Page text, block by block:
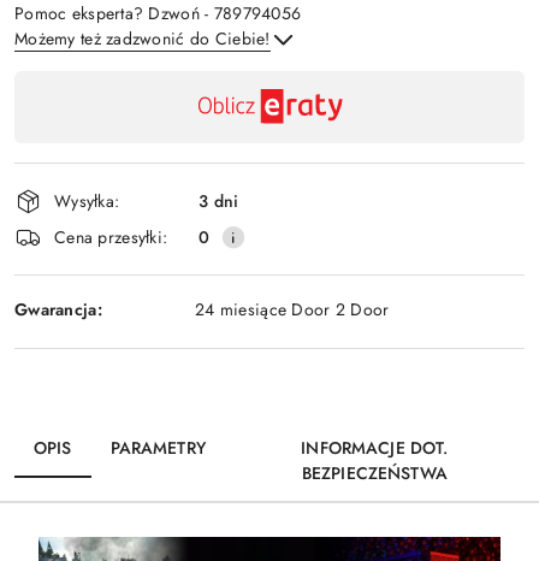
Pomoc eksperta? Dzwoń - 789794056
Możemy też zadzwonić do Ciebie!
płatność
i
dostawa
Wysyłka:
3 dni
Cena przesyłki:
0
Gwarancja: 24 miesiące Door 2 Door
OPIS PARAMETRY
INFORMACJE DOT.
BEZPIECZEŃSTWA